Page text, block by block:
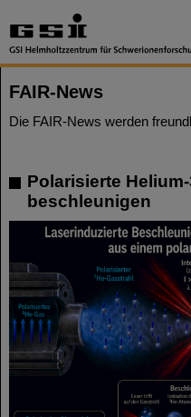
FAIR-News
Die FAIR-News werden
Polarisierte
beschleunigen